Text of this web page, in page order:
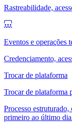
Rastreabilidade,
Eventos e operações
Credenciamento,
Trocar de plataforma
Trocar de plataforma
Processo
primeiro ao último